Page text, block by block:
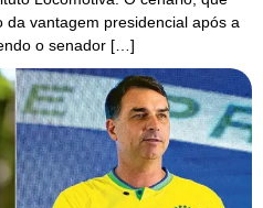
vantagem presidencial após a
o senador […]